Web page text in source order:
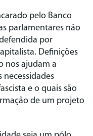
pelo Banco
parlamentares não
por
Definições
nos ajudam a
necessidades
e o quais são
de um projeto